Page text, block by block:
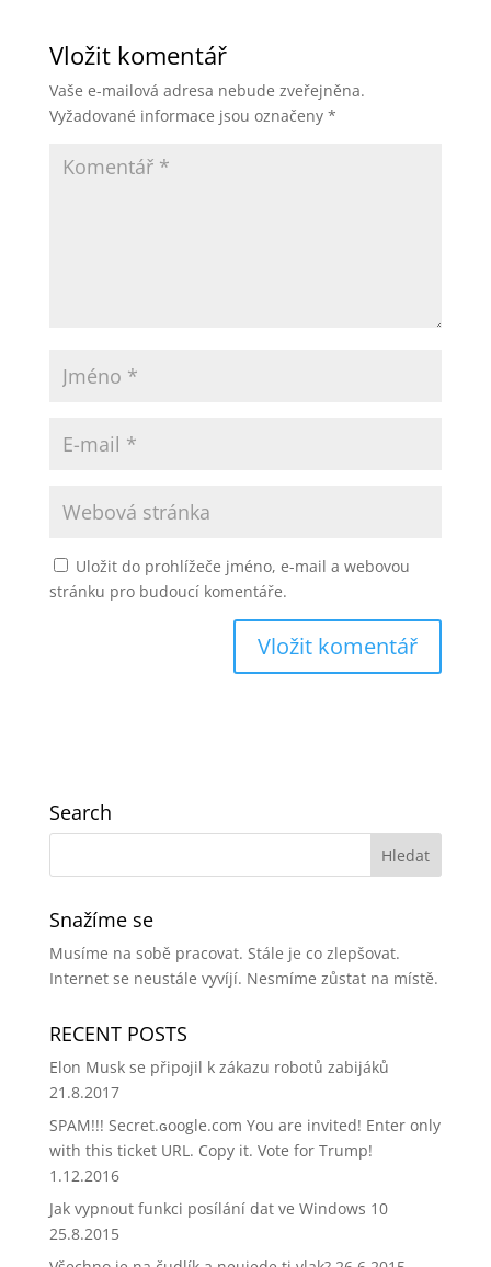
Vložit komentář
Vaše e-mailová adresa nebude zveřejněna.
Vyžadované informace jsou označeny *
Uložit do prohlížeče jméno, e-mail a webovou
stránku pro budoucí komentáře.
Search
Snažíme se
Musíme na sobě pracovat. Stále je co zlepšovat.
Internet se neustále vyvíjí. Nesmíme zůstat na místě.
RECENT POSTS
Elon Musk se připojil k zákazu robotů zabijáků
21.8.2017
SPAM!!! Secret.ɢoogle.com You are invited! Enter only
with this ticket URL. Copy it. Vote for Trump!
1.12.2016
Jak vypnout funkci posílání dat ve Windows 10
25.8.2015